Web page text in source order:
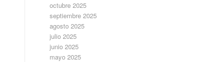
octubre 2025
septiembre 2025
agosto 2025
julio 2025
junio 2025
mayo 2025